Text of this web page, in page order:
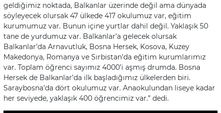
geldiğimiz noktada, Balkanlar üzerinde değil ama dünyada
söyleyecek olursak 47 ülkede 417 okulumuz var, eğitim
kurumumuz var. Bunun içine yurtlar dahil değil. Yaklaşık 50
tane de yurdumuz var. Balkanlar’a gelecek olursak
Balkanlar’da Arnavutluk, Bosna Hersek, Kosova, Kuzey
Makedonya, Romanya ve Sırbistan’da eğitim kurumlarımız
var. Toplam öğrenci sayımız 4000’i aşmış drumda. Bosna
Hersek de Balkanlar’da ilk başladığımız ülkelerden biri.
Saraybosna’da dört okulumuz var. Anaokulundan liseye kadar
her seviyede, yaklaşık 400 öğrencimiz var.” dedi.